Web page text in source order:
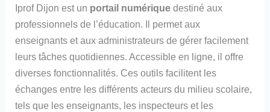
Iprof Dijon est un portail numérique destiné aux
professionnels de l’éducation. Il permet aux
enseignants et aux administrateurs de gérer facilement
leurs tâches quotidiennes. Accessible en ligne, il offre
diverses fonctionnalités. Ces outils facilitent les
échanges entre les différents acteurs du milieu scolaire,
tels que les enseignants, les inspecteurs et les